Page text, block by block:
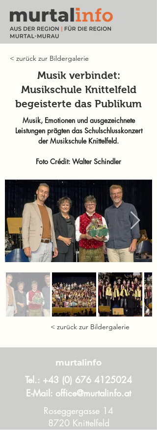
< zurück zur Bildergalerie
Musik verbindet:
Musikschule Knittelfeld
begeisterte das Publikum
Musik, Emotionen und ausgezeichnete
Leistungen prägten das Schulschlusskonzert
der Musikschule Knittelfeld.
Foto Crédit: Walter Schindler
< zurück zur Bildergalerie
murtalinfo
Tel.: +43 (0) 676 4125024
E-Mail: office@murtalinfo.at
Roseggergasse 14
8720 Knittelfeld